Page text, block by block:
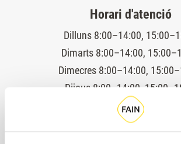
Horari d'atenció
Dilluns 8:00–14:00,
Dimarts 8:00–14:00,
Dimecres 8:00–14:00,
Dijous 8:00–14:00,
Divendres 8:00–14:00,